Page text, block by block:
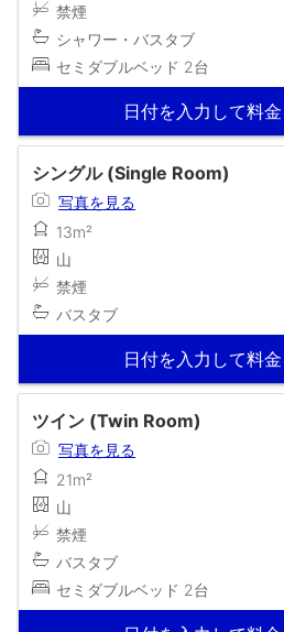
禁煙
シャワー・バスタブ
セミダブルベッド 2台
日付を入力して料
シングル (Single Room)
写真を見る
13m²
山
禁煙
バスタブ
日付を入力して料
ツイン (Twin Room)
写真を見る
21m²
山
禁煙
バスタブ
セミダブルベッド 2台